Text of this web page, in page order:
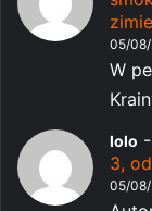
05/
W
lolo -
3,
05/